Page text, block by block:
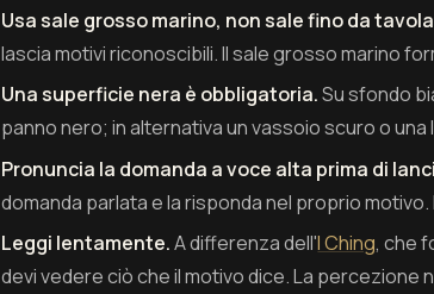
Usa sale grosso marino, non sale fino da
lascia motivi riconoscibili. Il sale grosso marino
Una superficie nera è obbligatoria.Su sfondo
panno nero; in alternativa un vassoio scuro o una
Pronuncia la domanda a voce alta prima di
domanda parlata e la risponda nel proprio
Leggi lentamente.A differenza dell'I Ching, che
devi vedere ciò che il motivo dice. La percezione